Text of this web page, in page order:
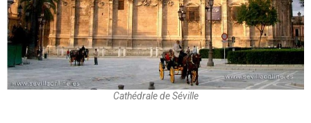
Cathédrale de Séville